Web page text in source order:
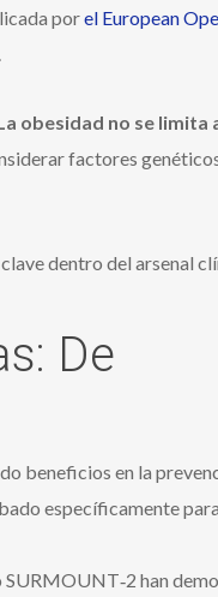
porel European
obesidad no se limita
factores
dentro del arsenal
De
beneficios en la
específicamente
han